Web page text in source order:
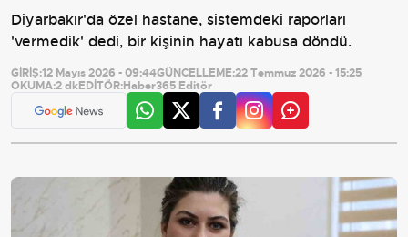
Diyarbakır'da özel hastane, sistemdeki raporları
'vermedik' dedi, bir kişinin hayatı kabusa döndü.
GİRİŞ:12 Mayıs 2026 - 09:44GÜNCELLEME:22 Temmuz 2026 - 15:25
OKUMA:2 dkEDİTÖR:Haber365 Editör